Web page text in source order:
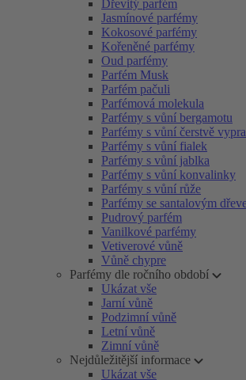
Dřevitý parfém
Jasmínové parfémy
Kokosové parfémy
Kořeněné parfémy
Oud parfémy
Parfém Musk
Parfém pačuli
Parfémová molekula
Parfémy s vůní bergamotu
Parfémy s vůní čerstvě
Parfémy s vůní fialek
Parfémy s vůní jablka
Parfémy s vůní konvalinky
Parfémy s vůní růže
Parfémy se santalovým
Pudrový parfém
Vanilkové parfémy
Vetiverové vůně
Vůně chypre
Parfémy dle ročního období
Ukázat vše
Jarní vůně
Podzimní vůně
Letní vůně
Zimní vůně
Nejdůležitější informace
Ukázat vše